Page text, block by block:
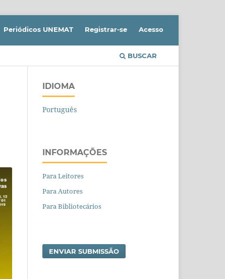
BUSCAR
Periódicos UNEMAT Registrar-se Acesso
IDIOMA
Português
INFORMAÇÕES
Para Leitores
Para Autores
Para Bibliotecários
ENVIAR SUBMISSÃO